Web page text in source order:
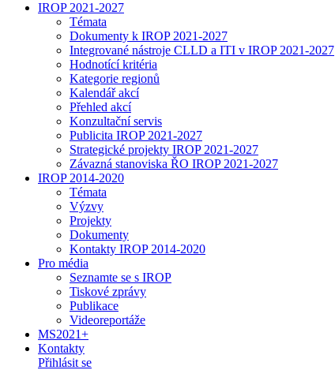
IROP 2021-2027
Témata
Dokumenty k IROP 2021-2027
Integrované nástroje CLLD a ITI v IROP 2021-2027
Hodnotící kritéria
Kategorie regionů
Kalendář akcí
Přehled akcí
Konzultační servis
Publicita IROP 2021-2027
Strategické projekty IROP 2021-2027
Závazná stanoviska ŘO IROP 2021-2027
IROP 2014-2020
Témata
Výzvy
Projekty
Dokumenty
Kontakty IROP 2014-2020
Pro média
Seznamte se s IROP
Tiskové zprávy
Publikace
Videoreportáže
MS2021+
Kontakty
Přihlásit se